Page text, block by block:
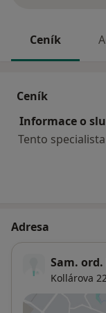
Ceník
Ceník
Informace o
Tento
Adresa
Sam.
Kollárova